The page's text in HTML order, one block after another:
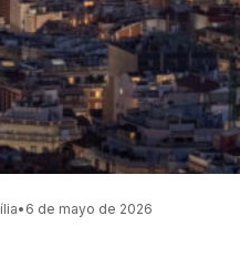
• 6 de mayo de 2026